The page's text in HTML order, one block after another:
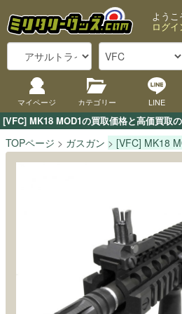
[VFC] MK18 MOD1の買取価格と高価買取
よう
ログイ
マイページ カテゴリー LINE
TOPページ ガスガン [VFC] MK18